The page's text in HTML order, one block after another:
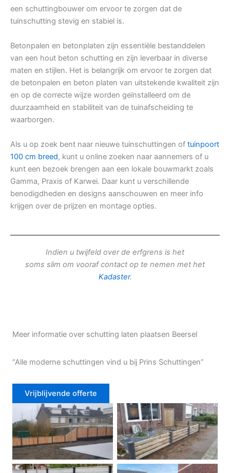
een schuttingbouwer om ervoor te zorgen dat de
tuinschutting stevig en stabiel is.
Betonpalen en betonplaten zijn essentiële bestanddelen
van een hout beton schutting en zijn leverbaar in diverse
maten en stijlen. Het is belangrijk om ervoor te zorgen dat
de betonpalen en beton platen van uitstekende kwaliteit zijn
en op de correcte wijze worden geïnstalleerd om de
duurzaamheid en stabiliteit van de tuinafscheiding te
waarborgen.
Als u op zoek bent naar nieuwe tuinschuttingen of tuinpoort
100 cm breed, kunt u online zoeken naar aannemers of u
kunt een bezoek brengen aan een lokale bouwmarkt zoals
Gamma, Praxis of Karwei. Daar kunt u verschillende
benodigdheden en designs aanschouwen en meer info
krijgen over de prijzen en montage opties.
Indien u twijfeld over de erfgrens is het
soms slim om vooraf contact op te nemen met het
Kadaster.
Meer informatie over schutting laten plaatsen Beersel
“Alle moderne schuttingen vind u bij Prins Schuttingen”
Vrijblijvende offerte
Douglas schutting Tuinhek voortuin